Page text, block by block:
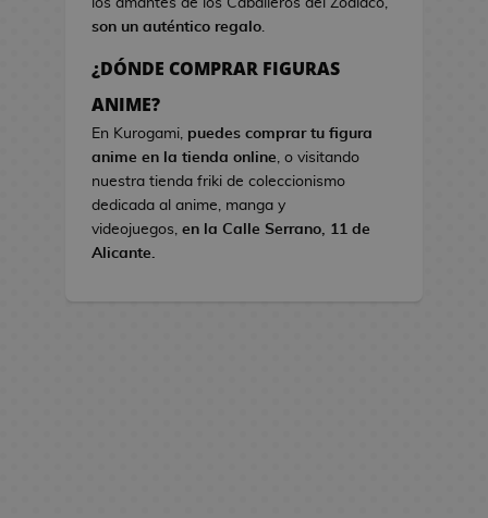
g
o
l
los amantes de los Caballeros del Zodiaco,
son un auténtico regalo.
¿DÓNDE COMPRAR FIGURAS
ANIME?
En Kurogami, puedes comprar tu figura
anime en la tienda online, o visitando
nuestra tienda friki de coleccionismo
dedicada al anime, manga y
videojuegos, en la Calle Serrano, 11 de
Alicante.